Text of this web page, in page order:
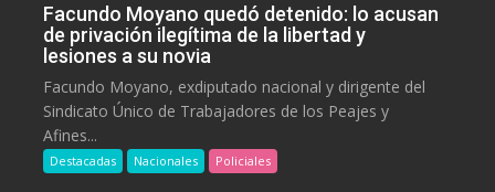
Facundo Moyano quedó detenido: lo acusan
de privación ilegítima de la libertad y
lesiones a su novia
Facundo Moyano, exdiputado nacional y dirigente del
Sindicato Único de Trabajadores de los Peajes y
Afines...
Destacadas Nacionales Policiales